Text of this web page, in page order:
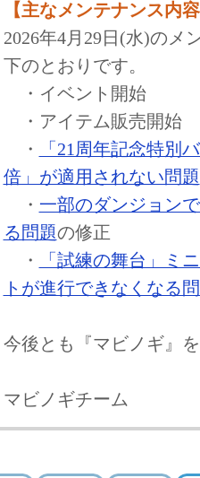
【主なメンテナンス内
2026年4月29日(水)のメ
下のとおりです。
・イベント開始
・アイテム販売開始
・
「21周年記念特別
倍」が適用されない問題
・ 一部のダンジョン
る問題の修正
・
「試練の舞台」ミ
トが進行できなくなる
今後とも『マビノギ』
マビノギチーム